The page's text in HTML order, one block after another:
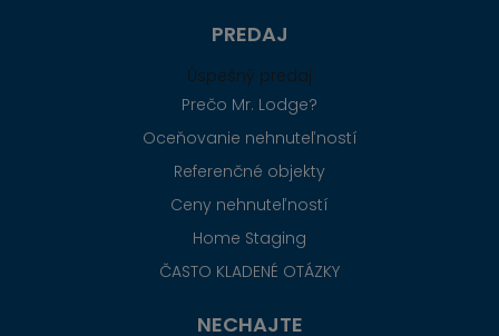
PREDAJ
Úspešný predaj
Prečo Mr. Lodge?
Oceňovanie nehnuteľností
Referenčné objekty
Ceny nehnuteľností
Home Staging
ČASTO KLADENÉ OTÁZKY
NECHAJTE